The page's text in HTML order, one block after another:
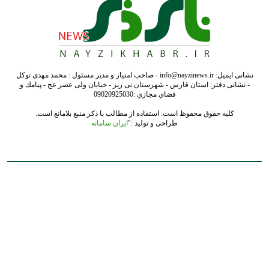
نشانی ایمیل: info@nayzinews.ir - صاحب امتیاز و مدیر مسئول : محمد مهدی توکل
- نشانی دفتر: استان فارس - شهرستان نی ریز - خیابان ولی عصر عج - پيامك و
فضاي مجازي :09020925030
کلیه حقوق محفوظ است. استفاده از مطالب با ذکر منبع بلامانع است.
طراحی و تولید :"ایران سامانه